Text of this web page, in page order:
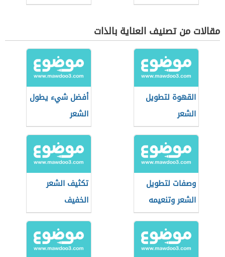
مقالات من تصنيف العناية بالذات
القهوة لتطويل
الشعر
أفضل شيء يطول
الشعر
وصفات لتطويل
الشعر وتنعيمه
تكثيف الشعر
الخفيف